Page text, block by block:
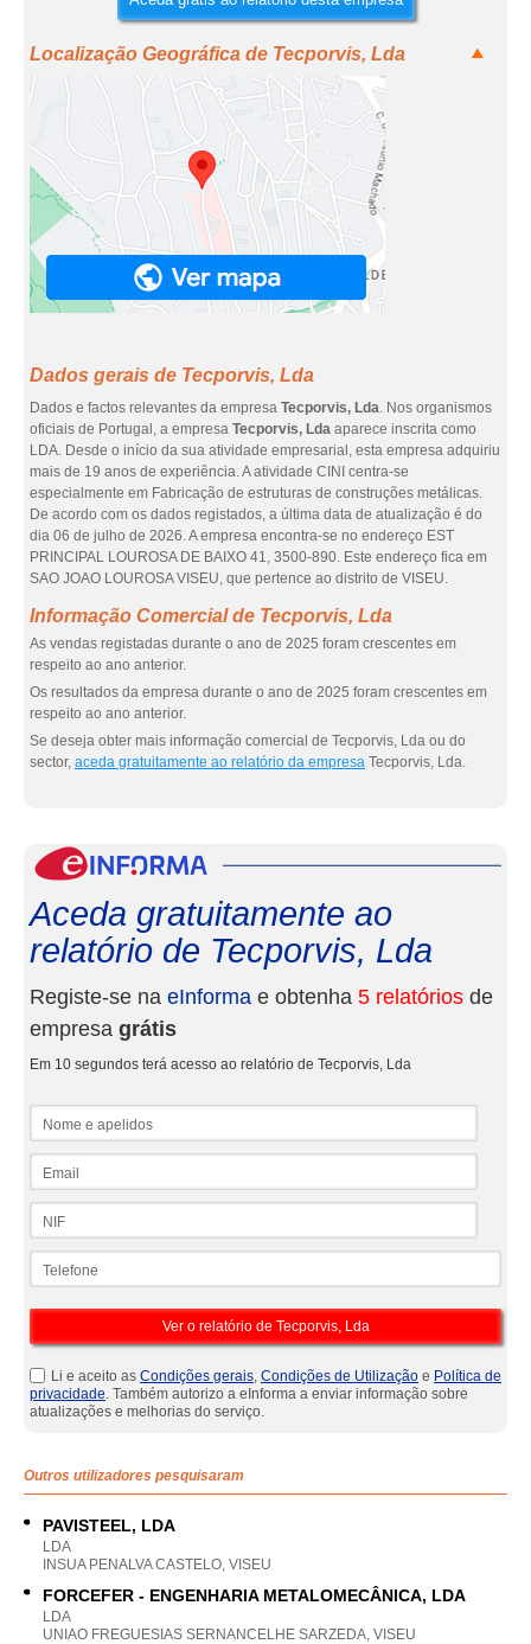
Localização Geográfica de Tecporvis, Lda
Dados gerais de Tecporvis, Lda
Dados e factos relevantes da empresa Tecporvis, Lda. Nos organismos
oficiais de Portugal, a empresa Tecporvis, Lda aparece inscrita como
LDA. Desde o início da sua atividade empresarial, esta empresa adquiriu
mais de 19 anos de experiência. A atividade CINI centra-se
especialmente em Fabricação de estruturas de construções metálicas.
De acordo com os dados registados, a última data de atualização é do
dia 06 de julho de 2026. A empresa encontra-se no endereço EST
PRINCIPAL LOUROSA DE BAIXO 41, 3500-890. Este endereço fica em
SAO JOAO LOUROSA VISEU, que pertence ao distrito de VISEU.
Informação Comercial de Tecporvis, Lda
As vendas registadas durante o ano de 2025 foram crescentes em
respeito ao ano anterior.
Os resultados da empresa durante o ano de 2025 foram crescentes em
respeito ao ano anterior.
Se deseja obter mais informação comercial de Tecporvis, Lda ou do
sector, aceda gratuitamente ao relatório da empresa Tecporvis, Lda.
Aceda gratuitamente ao
relatório de Tecporvis, Lda
Registe-se na eInforma e obtenha 5 relatórios de
empresa grátis
Em 10 segundos terá acesso ao relatório de Tecporvis, Lda
Li e aceito as Condições gerais, Condições de Utilização e Política de
privacidade. Também autorizo a eInforma a enviar informação sobre
atualizações e melhorias do serviço.
Outros utilizadores pesquisaram
PAVISTEEL, LDA
LDA
INSUA PENALVA CASTELO, VISEU
FORCEFER - ENGENHARIA METALOMECÂNICA, LDA
LDA
UNIAO FREGUESIAS SERNANCELHE SARZEDA, VISEU